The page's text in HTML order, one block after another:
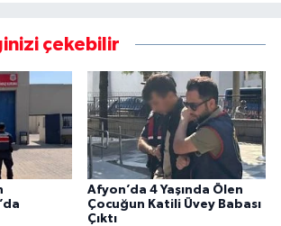
çekebilir
Afyon’da 4 Yaşında Ölen
Çocuğun Katili Üvey Babası
Çıktı